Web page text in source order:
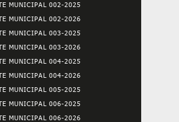
MUNICIPAL 002-2025
MUNICIPAL 002-2026
MUNICIPAL 003-2025
MUNICIPAL 003-2026
MUNICIPAL 004-2025
MUNICIPAL 004-2026
MUNICIPAL 005-2025
MUNICIPAL 006-2025
MUNICIPAL 006-2026